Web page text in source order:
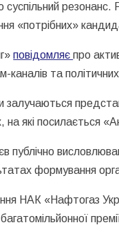
резонанс.
«потрібних»
повідомляєпро
каналів та
які посилається
публічно
формування
НАК «Нафтогаз